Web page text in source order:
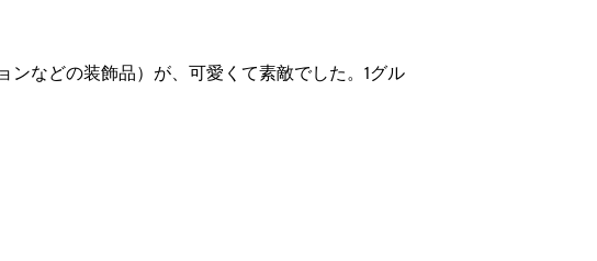
などの装飾品）が、可愛くて素敵でした。1グル